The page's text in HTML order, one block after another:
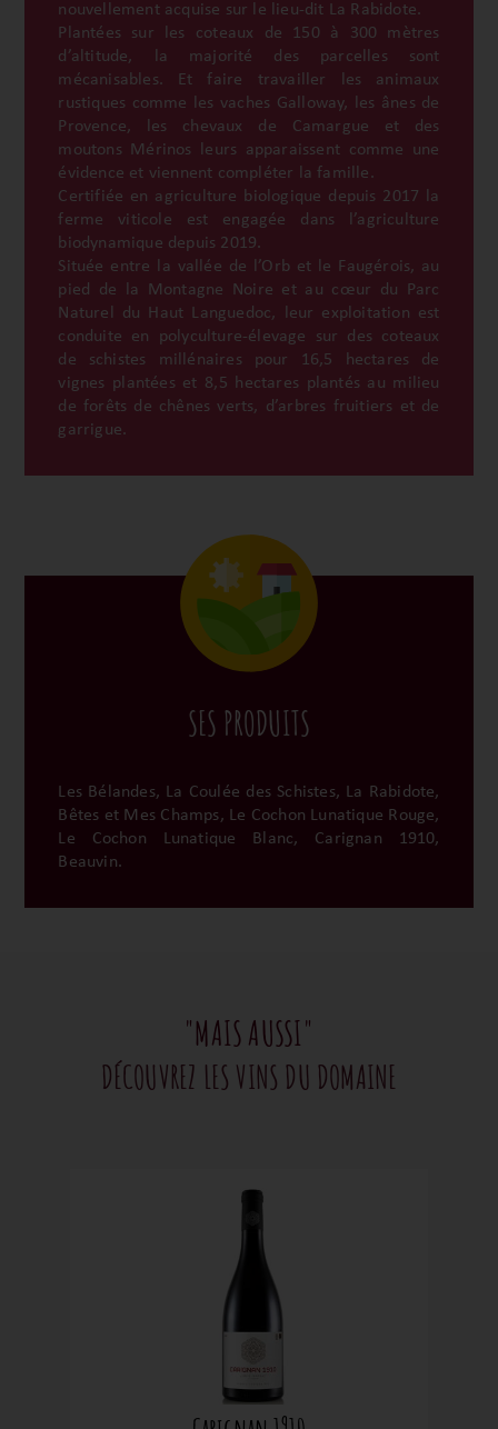
nouvellement acquise sur le lieu-dit La Rabidote.
Plantées sur les coteaux de 150 à 300 mètres
d’altitude, la majorité des parcelles sont
mécanisables. Et faire travailler les animaux
rustiques comme les vaches Galloway, les ânes de
Provence, les chevaux de Camargue et des
moutons Mérinos leurs apparaissent comme une
évidence et viennent compléter la famille.
Certifiée en agriculture biologique depuis 2017 la
ferme viticole est engagée dans l’agriculture
biodynamique depuis 2019.
Située entre la vallée de l’Orb et le Faugérois, au
pied de la Montagne Noire et au cœur du Parc
Naturel du Haut Languedoc, leur exploitation est
conduite en polyculture-élevage sur des coteaux
de schistes millénaires pour 16,5 hectares de
vignes plantées et 8,5 hectares plantés au milieu
de forêts de chênes verts, d’arbres fruitiers et de
garrigue.
SES PRODUITS
Les Bélandes, La Coulée des Schistes, La Rabidote,
Bêtes et Mes Champs, Le Cochon Lunatique Rouge,
Le Cochon Lunatique Blanc, Carignan 1910,
Beauvin.
"MAIS AUSSI"
DÉCOUVREZ LES VINS DU DOMAINE